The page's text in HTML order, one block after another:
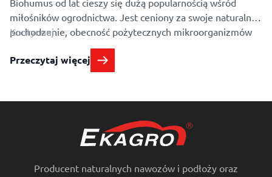
miłośników ogrodnictwa. Jest ceniony za swoje naturalne
pochodzenie, obecność pożytecznych mikroorganizmów
oraz łagodne działanie, dzięki czemu może być stosowany
zarówno w uprawie roślin doniczkowych, jak i warzyw,
drzew, krzewów, kwiatów czy trawników. Mimo to wiele
wykorzystać jego pełny potencjał. W …
Kontynuuj
Przeczytaj więcej
Producent naturalnych nawozów i podłoży oraz